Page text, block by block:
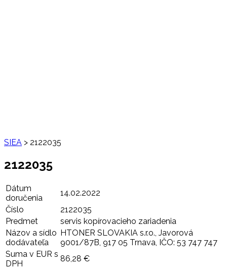
SIEA > 2122035
2122035
Dátum
doručenia
14.02.2022
Číslo
2122035
Predmet
servis kopírovacieho zariadenia
Názov a sídlo
dodávateľa
HTONER SLOVAKIA s.r.o., Javorová
9001/87B, 917 05 Trnava, IČO: 53 747 747
Suma v EUR s
DPH
86,28 €